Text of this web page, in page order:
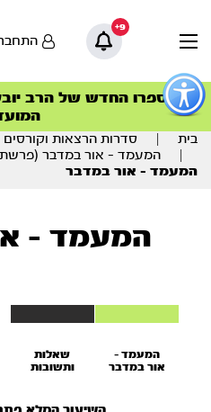
כפתור
לפתיחת
תפריט
9+
סדרות
הסדרה המובילה
ספרו החדש של הרב
הצטרפו למהפכת
סדרות
הסדרה המובילה
תוכן
מרכזי
בית סדרות הרצאות וקורסים
המעמד – אור במדבר (פרשת
המעמד – אור במדבר
המעמד –
המעמד –
אור במדבר
שאלות
ותשובות